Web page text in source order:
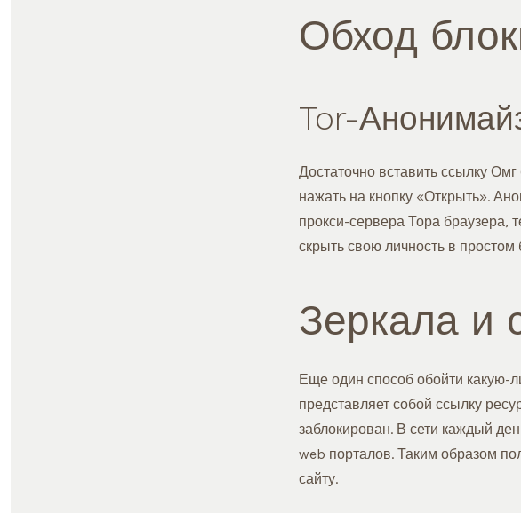
Обход
Tor-
Достаточно вставить ссылку
нажать на кнопку «Открыть».
прокси-сервера Тора браузера,
скрыть свою личность в простом
Зеркала и
Еще один способ обойти какую-
представляет собой ссылку
заблокирован. В сети каждый
web порталов. Таким образом
сайту.